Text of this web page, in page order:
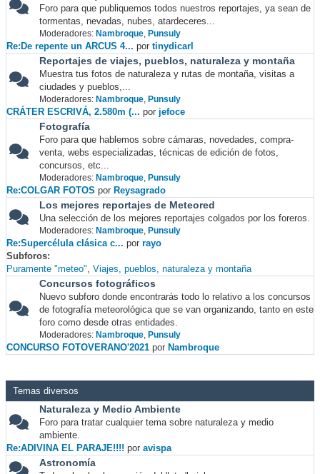
Foro para que publiquemos todos nuestros reportajes, ya sean de
tormentas, nevadas, nubes, atardeceres...
Moderadores: Nambroque, Punsuly
Re:De repente un ARCUS 4... por tinydicarl
Reportajes de viajes, pueblos, naturaleza y montaña
Muestra tus fotos de naturaleza y rutas de montaña, visitas a
ciudades y pueblos,...
Moderadores: Nambroque, Punsuly
CRÁTER ESCRIVÁ, 2.580m (... por jefoce
Fotografía
Foro para que hablemos sobre cámaras, novedades, compra-
venta, webs especializadas, técnicas de edición de fotos,
concursos, etc...
Moderadores: Nambroque, Punsuly
Re:COLGAR FOTOS por Reysagrado
Los mejores reportajes de Meteored
Una selección de los mejores reportajes colgados por los foreros.
Moderadores: Nambroque, Punsuly
Re:Supercélula clásica c... por rayo
Subforos
Puramente "meteo" Viajes, pueblos, naturaleza y montaña
Concursos fotográficos
Nuevo subforo donde encontrarás todo lo relativo a los concursos
de fotografía meteorológica que se van organizando, tanto en este
foro como desde otras entidades.
Moderadores: Nambroque, Punsuly
CONCURSO FOTOVERANO'2021 por Nambroque
Temas diversos
Naturaleza y Medio Ambiente
Foro para tratar cualquier tema sobre naturaleza y medio
ambiente.
Re:ADIVINA EL PARAJE!!!! por avispa
Astronomía